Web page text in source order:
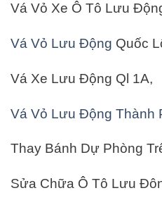
Vá Vỏ Xe Ô Tô Lưu
Vá Vỏ Lưu Động Quốc
Vá Xe Lưu Động Ql 1A,
Vá Vỏ Lưu Động Thành
Thay Bánh Dự Phòng
Sửa Chữa Ô Tô Lưu